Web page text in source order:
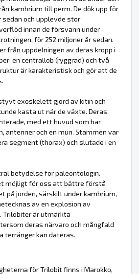
kambrium till perm. De dök upp för
sedan och upplevde stor
innan de försvann under
för 252 miljoner år sedan.
från uppdelningen av deras kropp i
en centrallob (ryggrad) och två
är karakteristisk och gör att de
exoskelett gjord av kitin och
kasta ut när de växte. Deras
med ett huvud som bar
antenner och en mun. Stammen var
segment (thorax) och slutade i en
betydelse för paleontologin.
möjligt för oss att bättre förstå
på jorden, särskilt under kambrium,
av en explosion av
Trilobiter är utmärkta
deras närvaro och mångfald
terränger kan dateras.
för Trilobit finns i Marokko,